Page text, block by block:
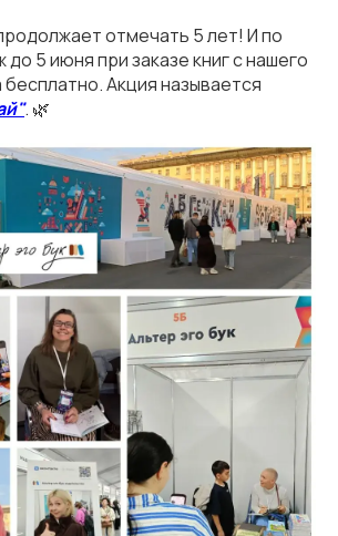
отмечать 5 лет! И по
5 июня при заказе книг с нашего
бесплатно. Акция называется
. 🌿